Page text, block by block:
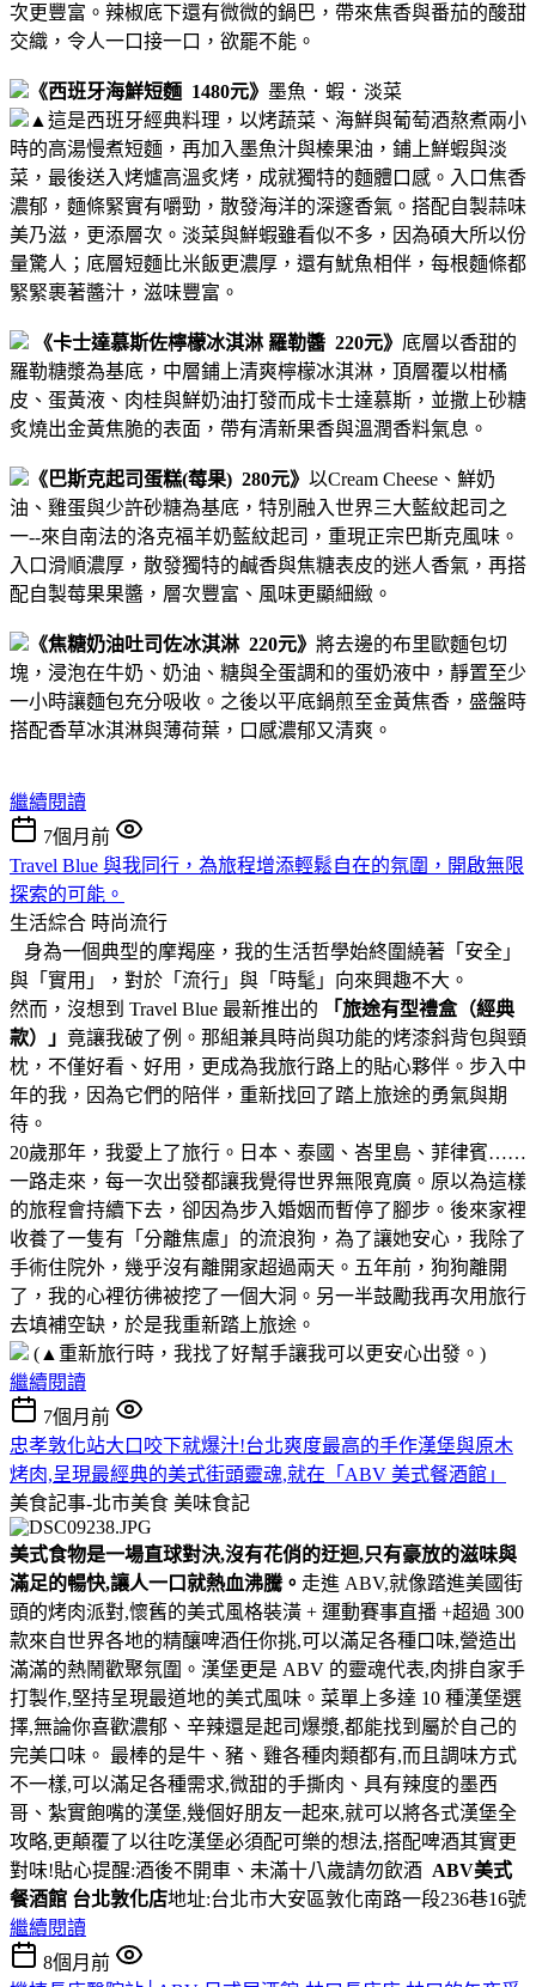
次更豐富。辣椒底下還有微微的鍋巴，帶來焦香與番茄的酸甜
交織，令人一口接一口，欲罷不能。
《西班牙海鮮短麵 1480元》 墨魚．蝦．淡菜
▲ 這是西班牙經典料理，以烤蔬菜、海鮮與葡萄酒熬煮兩小
時的高湯慢煮短麵，再加入墨魚汁與榛果油，鋪上鮮蝦與淡
菜，最後送入烤爐高溫炙烤，成就獨特的麵體口感。 入口焦香
濃郁，麵條緊實有嚼勁，散發海洋的深邃香氣。搭配自製蒜味
美乃滋，更添層次。淡菜與鮮蝦雖看似不多，因為碩大所以份
量驚人；底層短麵比米飯更濃厚，還有魷魚相伴，每根麵條都
緊緊裹著醬汁，滋味豐富。
《卡士達慕斯佐檸檬冰淇淋 羅勒醬 220元》 底層以香甜的
羅勒糖漿為基底，中層鋪上清爽檸檬冰淇淋，頂層覆以柑橘
皮、蛋黃液、肉桂與鮮奶油打發而成卡士達慕斯，並撒上砂糖
炙燒出金黃焦脆的表面，帶有清新果香與溫潤香料氣息。
《巴斯克起司蛋糕(莓果) 280元》 以Cream Cheese、鮮奶
油、雞蛋與少許砂糖為基底，特別融入世界三大藍紋起司之
一--來自南法的洛克福羊奶藍紋起司，重現正宗巴斯克風味。
入口滑順濃厚，散發獨特的鹹香與焦糖表皮的迷人香氣，再搭
配自製莓果果醬，層次豐富、風味更顯細緻。
《焦糖奶油吐司佐冰淇淋 220元》 將去邊的布里歐麵包切
塊，浸泡在牛奶、奶油、糖與全蛋調和的蛋奶液中，靜置至少
一小時讓麵包充分吸收。之後以平底鍋煎至金黃焦香，盛盤時
搭配香草冰淇淋與薄荷葉，口感濃郁又清爽。
繼續閱讀
7個月前
Travel Blue 與我同行，為旅程增添輕鬆自在的氛圍，開啟無限
探索的可能。
生活綜合 時尚流行
身為一個典型的摩羯座，我的生活哲學始終圍繞著「安全」
與「實用」，對於「流行」與「時髦」向來興趣不大。
然而，沒想到 Travel Blue 最新推出的
「旅途有型禮盒（經典
款）」 竟讓我破了例。那組兼具時尚與功能的烤漆斜背包與頸
枕，不僅好看、好用，更成為我旅行路上的貼心夥伴。步入中
年的我，因為它們的陪伴，重新找回了踏上旅途的勇氣與期
待。
20歲那年，我愛上了旅行。日本、泰國、峇里島、菲律賓……
一路走來，每一次出發都讓我覺得世界無限寬廣。原以為這樣
的旅程會持續下去，卻因為步入婚姻而暫停了腳步。後來家裡
收養了一隻有「分離焦慮」的流浪狗，為了讓她安心，我除了
手術住院外，幾乎沒有離開家超過兩天。五年前，狗狗離開
了，我的心裡彷彿被挖了一個大洞。另一半鼓勵我再次用旅行
去填補空缺，於是我重新踏上旅途。
(▲ 重新旅行時，我找了好幫手讓我可以更安心出發。)
繼續閱讀
7個月前
忠孝敦化站大口咬下就爆汁!台北爽度最高的手作漢堡與原木
烤肉,呈現最經典的美式街頭靈魂,就在「ABV 美式餐酒館」
美食記事-北市美食 美味食記
美式食物是一場直球對決,沒有花俏的迂迴,只有豪放的滋味與
滿足的暢快,讓人一口就熱血沸騰。 走進 ABV,就像踏進美國街
頭的烤肉派對,懷舊的美式風格裝潢 + 運動賽事直播 +超過 300
款來自世界各地的精釀啤酒任你挑,可以滿足各種口味,營造出
滿滿的熱鬧歡聚氛圍。漢堡更是 ABV 的靈魂代表,肉排自家手
打製作,堅持呈現最道地的美式風味。菜單上多達 10 種漢堡選
擇,無論你喜歡濃郁、辛辣還是起司爆漿,都能找到屬於自己的
完美口味。 最棒的是牛、豬、雞各種肉類都有,而且調味方式
不一樣,可以滿足各種需求,微甜的手撕肉、具有辣度的墨西
哥、紮實飽嘴的漢堡,幾個好朋友一起來,就可以將各式漢堡全
攻略,更顛覆了以往吃漢堡必須配可樂的想法,搭配啤酒其實更
對味!貼心提醒:酒後不開車、未滿十八歲請勿飲酒 ABV美式
餐酒館 台北敦化店地址:台北市大安區敦化南路一段236巷16號
繼續閱讀
8個月前